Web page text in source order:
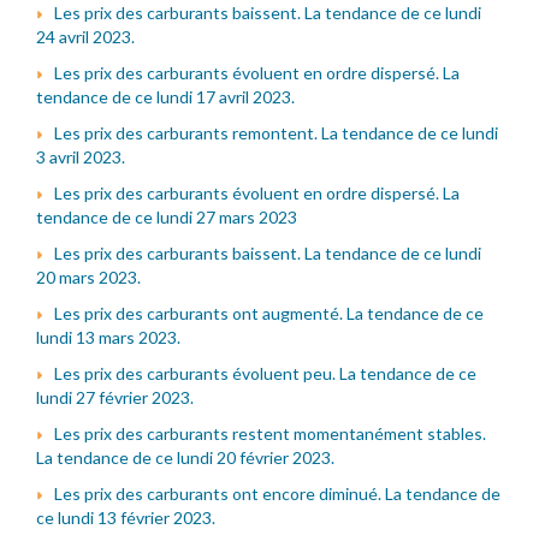
Les prix des carburants baissent. La tendance de ce lundi
24 avril 2023.
Les prix des carburants évoluent en ordre dispersé. La
tendance de ce lundi 17 avril 2023.
Les prix des carburants remontent. La tendance de ce lundi
3 avril 2023.
Les prix des carburants évoluent en ordre dispersé. La
tendance de ce lundi 27 mars 2023
Les prix des carburants baissent. La tendance de ce lundi
20 mars 2023.
Les prix des carburants ont augmenté. La tendance de ce
lundi 13 mars 2023.
Les prix des carburants évoluent peu. La tendance de ce
lundi 27 février 2023.
Les prix des carburants restent momentanément stables.
La tendance de ce lundi 20 février 2023.
Les prix des carburants ont encore diminué. La tendance de
ce lundi 13 février 2023.